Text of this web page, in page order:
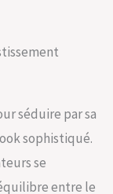
facile.
de ces
jardin
une
continue,
verre
séduire par sa
sophistiqué.
se
entre le